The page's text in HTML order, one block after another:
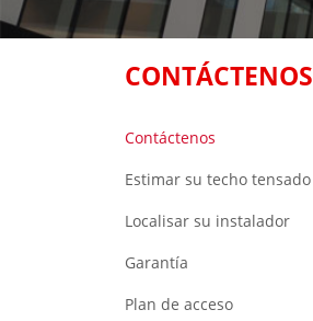
CONTÁCTENOS
Contáctenos
Estimar su techo tensado
Localisar su instalador
Garantía
Plan de acceso